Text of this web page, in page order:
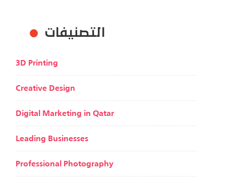
التصنيفات
3D Printing
Creative Design
Digital Marketing in Qatar
Leading Businesses
Professional Photography